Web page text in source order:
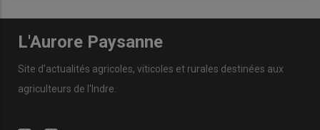
L'Aurore Paysanne
Site d'actualités agricoles, viticoles et rurales destinées aux
agriculteurs de l'Indre.